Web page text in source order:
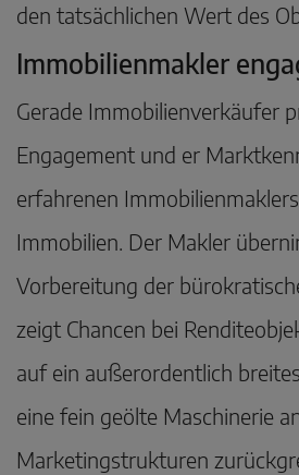
den tatsächlichen Wert des
Immobilienmakler
Gerade Immobilienverkäufer
Engagement und er
erfahrenen
Immobilien. Der Makler
Vorbereitung der
zeigt Chancen bei
auf ein außerordentlich
eine fein geölte Maschinerie
Marketingstrukturen